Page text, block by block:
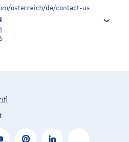
osterreich/de/contact-us